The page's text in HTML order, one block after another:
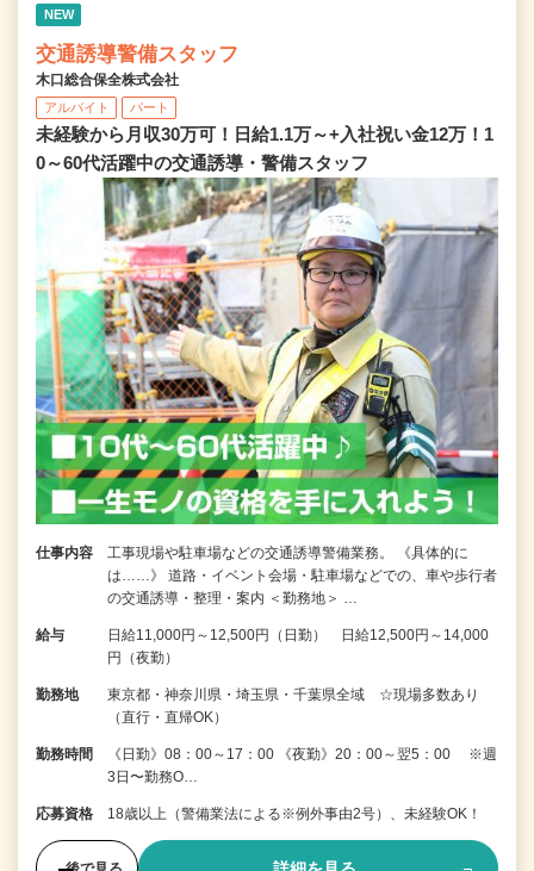
NEW
交通誘導警備スタッフ
木口総合保全株式会社
アルバイト パート
未経験から月収30万可！日給1.1万～+入社祝い金12万！1
0～60代活躍中の交通誘導・警備スタッフ
仕事内容
工事現場や駐車場などの交通誘導警備業務。 《具体的に
は……》 道路・イベント会場・駐車場などでの、車や歩行者
の交通誘導・整理・案内 ＜勤務地＞ …
給与
日給11,000円～12,500円（日勤） 日給12,500円～14,000
円（夜勤）
勤務地
東京都・神奈川県・埼玉県・千葉県全域 ☆現場多数あり
（直行・直帰OK）
勤務時間
《日勤》08：00～17：00 《夜勤》20：00～翌5：00 ※週
3日〜勤務O…
応募資格 18歳以上（警備業法による※例外事由2号）、未経験OK！